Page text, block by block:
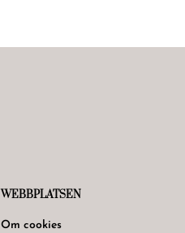
WEBBPLATSEN
Om cookies